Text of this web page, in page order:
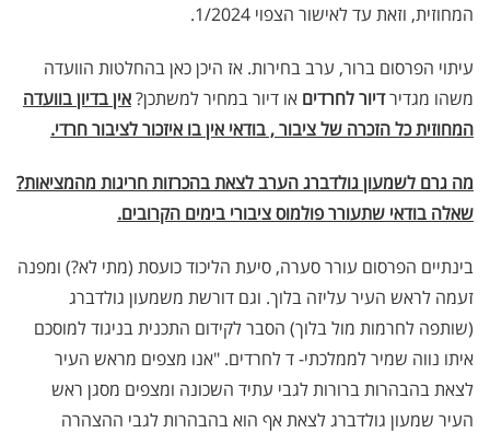
המחוזית, וזאת עד לאישור הצפוי 1/2024.
עיתוי הפרסום ברור, ערב בחירות. אז היכן כאן בהחלטות הוועדה
משהו מגדירדיור לחרדים או דיור במחיר למשתכן?אין בדיון בוועדה
המחוזית כל הזכרה של ציבור , בודאי אין בו איזכור לציבור חרדי.
מה גרם לשמעון גולדברג הערב לצאת בהכרזות חריגות מהמציאות?
שאלה בודאי שתעורר פולמוס ציבורי בימים הקרובים.
בינתיים הפרסום עורר סערה, סיעת הליכוד כועסת (מתי לא?) ומפנה
זעמה לראש העיר עליזה בלוך. וגם דורשת משמעון גולדברג
(שותפה לחרמות מול בלוך) הסבר לקידום התכנית בניגוד למוסכם
איתו נווה שמיר לממלכתי- ד לחרדים. "אנו מצפים מראש העיר
לצאת בהבהרות ברורות לגבי עתיד השכונה ומצפים מסגן ראש
העיר שמעון גולדברג לצאת אף הוא בהבהרות לגבי ההצהרה